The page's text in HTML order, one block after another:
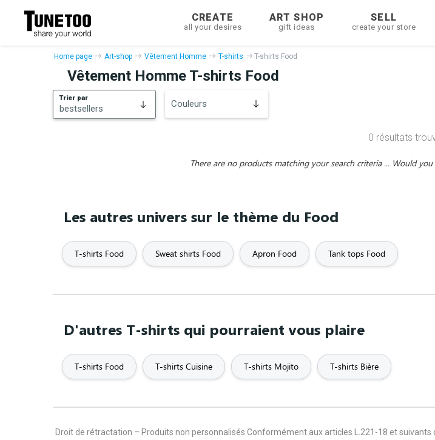
CREATE
all your desires
ART SHOP
gift ideas
SELL
create your store
Home page Art-shop Vêtement Homme T-shirts T-shirts Food
Vêtement Homme T-shirts Food
Trier par
bestsellers Couleurs
0 résultats
There are no products matching your search criteria ... Would
Les autres univers sur le thème du Food
T-shirts Food Sweat shirts Food Apron Food Tank tops Food
D'autres T-shirts qui pourraient vous plaire
T-shirts Food T-shirts Cuisine T-shirts Mojito T-shirts Bière
Droit de rétractation – Produits non personnalisés Conformément aux articles L.221-18 et